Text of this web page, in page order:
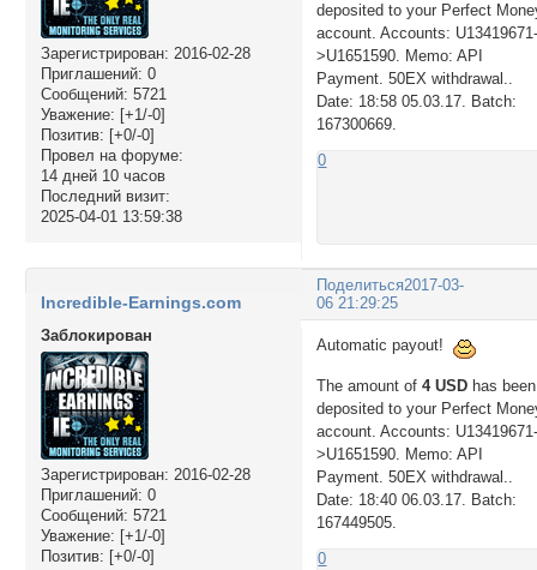
Зарегистрирован: 2016-02-28
Приглашений: 0
Сообщений: 5721
Уважение: [+1/-0]
Позитив: [+0/-0]
Провел на форуме:
14 дней 10 часов
Последний визит:
2025-04-01 13:59:38
deposited to your Perfect
account. Accounts:
>U1651590. Memo: API
Payment. 50EX withdrawal..
Date: 18:58 05.03.17. Batch:
167300669.
0
Поделиться2017-03-
06 21:29:25
Incredible-Earnings.com
Заблокирован
Зарегистрирован: 2016-02-28
Приглашений: 0
Сообщений: 5721
Уважение: [+1/-0]
Позитив: [+0/-0]
Automatic payout!
The amount of4 USD has been
deposited to your Perfect
account. Accounts:
>U1651590. Memo: API
Payment. 50EX withdrawal..
Date: 18:40 06.03.17. Batch:
167449505.
0